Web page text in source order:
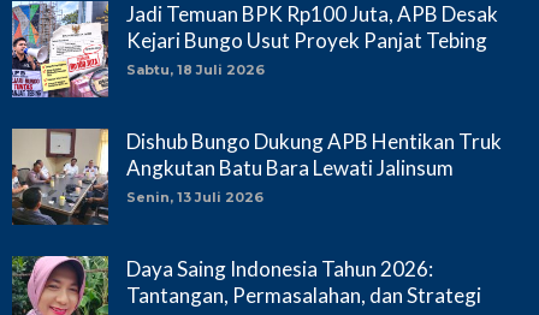
Jadi Temuan BPK Rp100 Juta, APB Desak
Kejari Bungo Usut Proyek Panjat Tebing
Sabtu, 18 Juli 2026
Dishub Bungo Dukung APB Hentikan Truk
Angkutan Batu Bara Lewati Jalinsum
Senin, 13 Juli 2026
Daya Saing Indonesia Tahun 2026:
Tantangan, Permasalahan, dan Strategi